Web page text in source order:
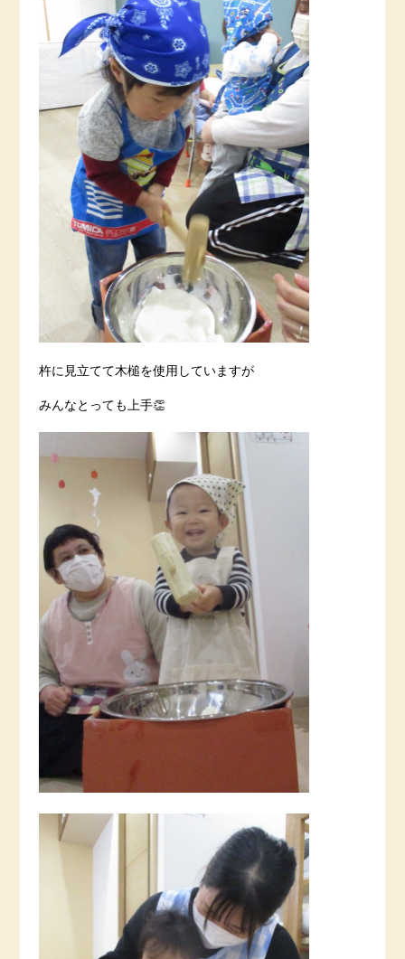
杵に見立てて木槌を使用していますが
みんなとっても上手👏